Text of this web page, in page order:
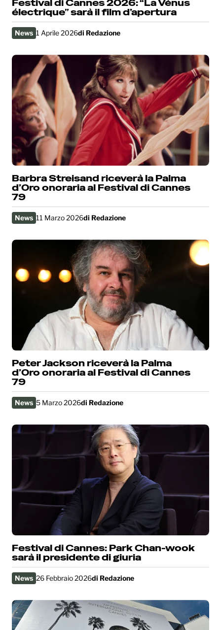
Festival di Cannes 2026: “La Vénus
électrique” sarà il film d’apertura
News 1 Aprile 2026di Redazione
Barbra Streisand riceverà la Palma
d’Oro onoraria al Festival di Cannes
79
News 11 Marzo 2026di Redazione
Peter Jackson riceverà la Palma
d’Oro onoraria al Festival di Cannes
79
News 5 Marzo 2026di Redazione
Festival di Cannes: Park Chan-wook
sarà il presidente di giuria
News 26 Febbraio 2026di Redazione